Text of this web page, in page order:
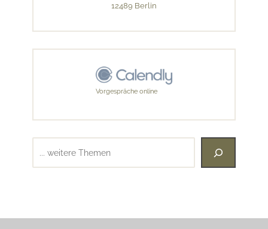
12489 Berlin
Vorgespräche online